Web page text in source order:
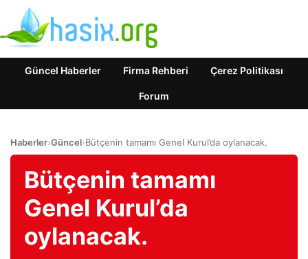
Güncel Haberler Firma Rehberi Çerez Politikası
Forum
Haberler›Güncel›Bütçenin tamamı Genel Kurul’da oylanacak.
Bütçenin tamamı
Genel Kurul’da
oylanacak.